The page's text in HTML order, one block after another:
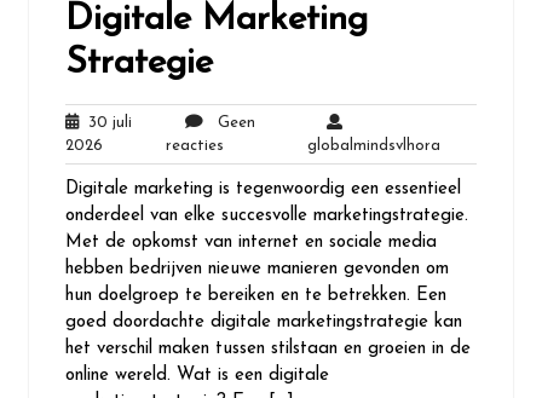
Digitale Marketing
Strategie
30 juli
2026
juli
2026
Geen
reacties
reacties
globalmindsvlhora
Digitale marketing is tegenwoordig een essentieel
onderdeel van elke succesvolle marketingstrategie.
Met de opkomst van internet en sociale media
hebben bedrijven nieuwe manieren gevonden om
hun doelgroep te bereiken en te betrekken. Een
goed doordachte digitale marketingstrategie kan
het verschil maken tussen stilstaan ​​en groeien in de
online wereld. Wat is een digitale